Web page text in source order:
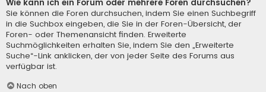
Wie kann ich ein Forum oder mehrere Foren durchsuchen?
Sie können die Foren durchsuchen, indem Sie einen Suchbegriff
in die Suchbox eingeben, die Sie in der Foren-Übersicht, der
Foren- oder Themenansicht finden. Erweiterte
Suchmöglichkeiten erhalten Sie, indem Sie den „Erweiterte
Suche“-Link anklicken, der von jeder Seite des Forums aus
verfügbar ist.
Nach oben